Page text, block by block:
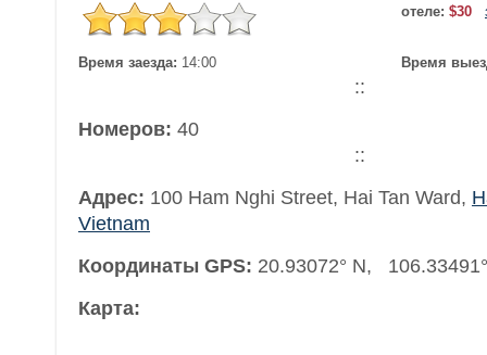
отеле: $30
Время заезда: 14:00 Время
::
Номеров: 40
::
Адрес: 100 Ham Nghi Street, Hai Tan Ward,
Vietnam
Координаты GPS: 20.93072° N,
Карта: